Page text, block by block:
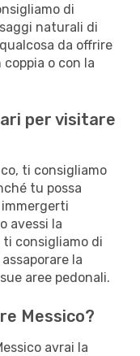
di
naturali di
da offrire
o con la
per visitare
ti consigliamo
tu possa
avessi la
consigliamo di
la
aree pedonali.
Messico?
avrai la